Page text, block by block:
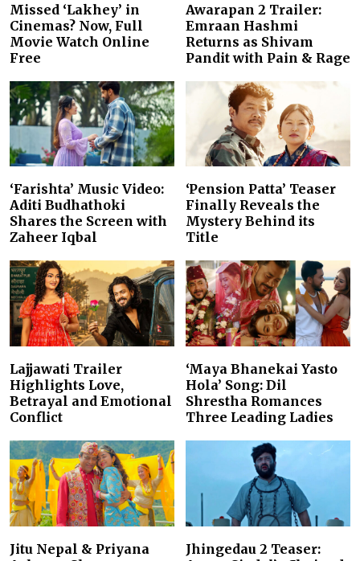
Missed ‘Lakhey’ in
Cinemas? Now, Full
Movie Watch Online
Free
Awarapan 2 Trailer:
Emraan Hashmi
Returns as Shivam
Pandit with Pain & Rage
‘Farishta’ Music Video:
Aditi Budhathoki
Shares the Screen with
Zaheer Iqbal
‘Pension Patta’ Teaser
Finally Reveals the
Mystery Behind its
Title
Lajjawati Trailer
Highlights Love,
Betrayal and Emotional
Conflict
‘Maya Bhanekai Yasto
Hola’ Song: Dil
Shrestha Romances
Three Leading Ladies
Jitu Nepal & Priyana
Jhingedau 2 Teaser: